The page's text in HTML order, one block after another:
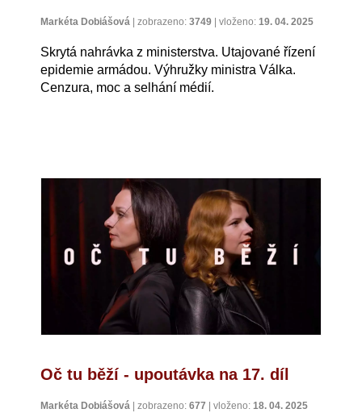
Markéta Dobiášová | zobrazeno: 3749 | vloženo: 19. 04. 2025
Skrytá nahrávka z ministerstva. Utajované řízení
epidemie armádou. Výhružky ministra Válka.
Cenzura, moc a selhání médií.
Oč tu běží - upoutávka na 17. díl
Markéta Dobiášová | zobrazeno: 677 | vloženo: 18. 04. 2025